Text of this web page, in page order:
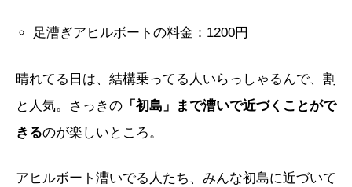
足漕ぎアヒルボートの料金：1200円
晴れてる日は、結構乗ってる人いらっしゃるんで、割
と人気。さっきの 「初島」まで漕いで近づくことがで
きるのが楽しいところ。
アヒルボート漕いでる人たち、みんな初島に近づいて